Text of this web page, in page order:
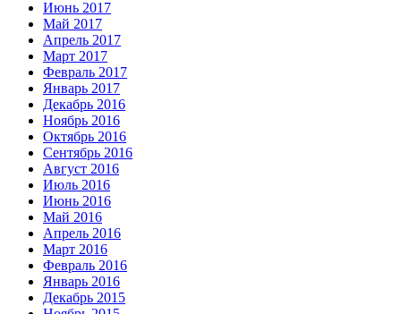
Июнь 2017
Май 2017
Апрель 2017
Март 2017
Февраль 2017
Январь 2017
Декабрь 2016
Ноябрь 2016
Октябрь 2016
Сентябрь 2016
Август 2016
Июль 2016
Июнь 2016
Май 2016
Апрель 2016
Март 2016
Февраль 2016
Январь 2016
Декабрь 2015